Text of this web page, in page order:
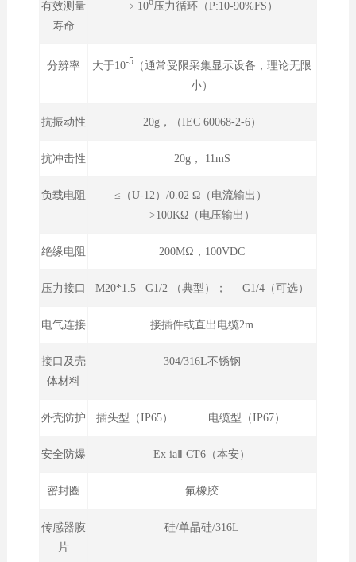
有效测量
寿命
﹥106压力循环（P:10-90%FS）
分辨率 大于10-5
（通常受限采集显示设备，理论无限
小）
抗振动性 20g，（IEC 60068-2-6）
抗冲击性 20g， 11mS
负载电阻
≤（U-12）/0.02 Ω（电流输出）
>100KΩ（电压输出）
绝缘电阻 200MΩ，100VDC
压力接口 M20*1.5 G1/2 （典型）； G1/4（可选）
电气连接 接插件或直出电缆2m
接口及壳
体材料
304/316L不锈钢
外壳防护 插头型（IP65） 电缆型（IP67）
安全防爆 Ex iaⅡ CT6（本安）
密封圈 氟橡胶
传感器膜
片
硅/单晶硅/316L